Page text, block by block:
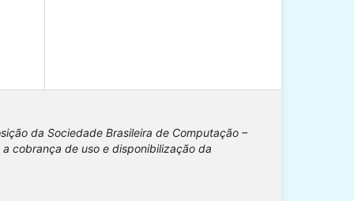
da Sociedade Brasileira de Computação –
cobrança de uso e disponibilização da